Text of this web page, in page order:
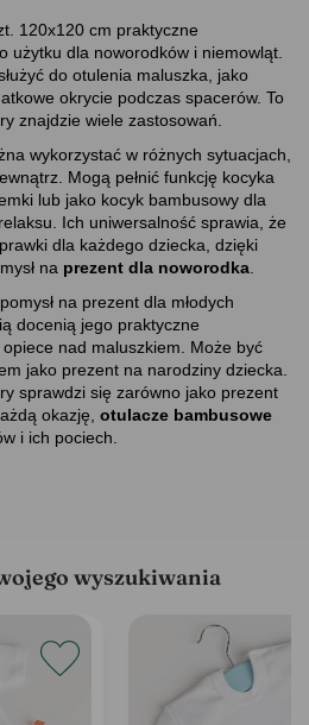
120x120 cm praktyczne
użytku dla noworodków i niemowląt.
do otulenia maluszka, jako
okrycie podczas spacerów. To
znajdzie wiele zastosowań.
wykorzystać w różnych sytuacjach,
Mogą pełnić funkcję kocyka
lub jako kocyk bambusowy dla
Ich uniwersalność sprawia, że
dla każdego dziecka, dzięki
na prezent dla noworodka
na prezent dla młodych
docenią jego praktyczne
nad maluszkiem. Może być
jako prezent na narodziny dziecka.
sprawdzi się zarówno jako prezent
okazję, otulacze bambusowe
i ich pociech.
wyszukiwania